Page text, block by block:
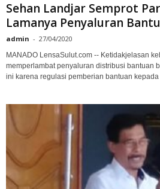
Sehan Landjar Semprot
Lamanya Penyaluran
admin - 27/04/2020
MANADO LensaSulut.com -- Ketidakjelasan
memperlambat penyaluran distribusi bantuan
ini karena regulasi pemberian bantuan kepada